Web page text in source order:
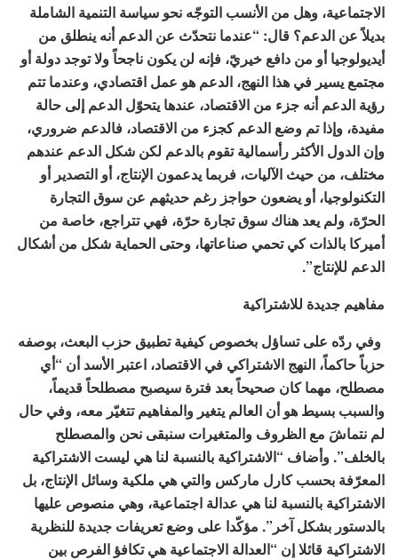
الاجتماعية، وهل من الأنسب التوجّه نحو سياسة التنمية الشاملة
بديلاً عن الدعم؟ قال: “عندما نتحدّث عن الدعم أنه ينطلق من
أيديولوجيا أو من دافع خيريّ، فإنه لن يكون ناجحاً ولا توجد دولة أو
مجتمع يسير في هذا النهج، الدعم هو عمل اقتصادي، وعندما تتم
رؤية الدعم أنه جزء من الاقتصاد، عندها يتحوّل الدعم إلى حالة
مفيدة، وإذا تم وضع الدعم كجزء من الاقتصاد، فالدعم ضروري،
وإن الدول الأكثر رأسمالية تقوم بالدعم لكن شكل الدعم عندهم
مختلف، من حيث الآليات، فربما يدعمون الإنتاج، أو التصدير أو
التكنولوجيا، أو يضعون حواجز رغم حديثهم عن سوق التجارة
الحرّة، ولم يعد هناك سوق تجارة حرّة، فهي تتراجع، خاصة من
أميركا بالذات كي تحمي صناعاتها، وحتى الحماية شكل من أشكال
الدعم للإنتاج”.
مفاهيم جديدة للاشتراكية
وفي ردّه على تساؤل بخصوص كيفية تطبيق حزب البعث، بوصفه
حزباً حاكماً، النهج الاشتراكي في الاقتصاد، اعتبر الأسد أن “أي
مصطلح، مهما كان صحيحاً بعد فترة سيصبح مصطلحاً قديماً،
والسبب بسيط هو أن العالم يتغير والمفاهيم تتغيّر معه، وفي حال
لم نتماشَ مع الظروف والمتغيرات سنبقى نحن والمصطلح
بالخلف”. وأضاف “الاشتراكية بالنسبة لنا هي ليست الاشتراكية
المعرّفة بحسب كارل ماركس والتي هي ملكية وسائل الإنتاج، بل
الاشتراكية بالنسبة لنا هي عدالة اجتماعية، وهي منصوص عليها
بالدستور بشكل آخر”. مؤكّدا على وضع تعريفات جديدة للنظرية
الاشتراكية قائلا إن “العدالة الاجتماعية هي تكافؤ الفرص بين